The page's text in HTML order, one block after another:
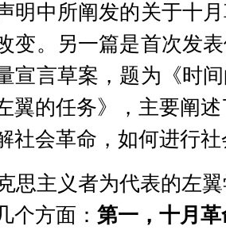
明中所阐发的关于十
变。另一篇是首次发
宣言草案，题为《时
翼的任务》，主要阐
社会革命，如何进行
思主义者为代表的左
个方面： 第一，十月